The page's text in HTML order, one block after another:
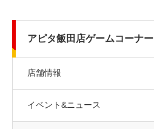
アピタ飯田店ゲームコーナー
店舗情報
イベント&ニュース